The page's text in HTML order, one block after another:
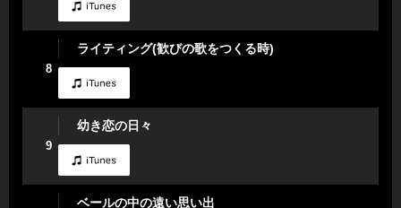
8
ライティング(歓びの歌をつくる時)
9
幼き恋の日々
ベールの中の遠い思い出